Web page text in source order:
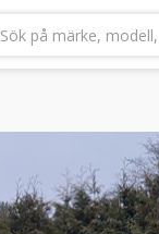
Sök på märke,